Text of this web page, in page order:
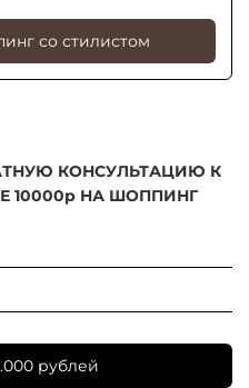
со стилистом
КОНСУЛЬТАЦИЮ К
10000р НА ШОППИНГ
рублей